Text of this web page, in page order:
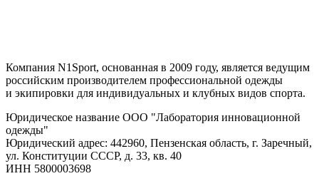
Компания N1Sport, основанная в 2009 году, является ведущим
российским производителем профессиональной одежды
и экипировки для индивидуальных и клубных видов спорта.
Юридическое название ООО "Лаборатория инновационной
одежды"
Юридический адрес: 442960, Пензенская область, г. Заречный,
ул. Конституции СССР, д. 33, кв. 40
ИНН 5800003698